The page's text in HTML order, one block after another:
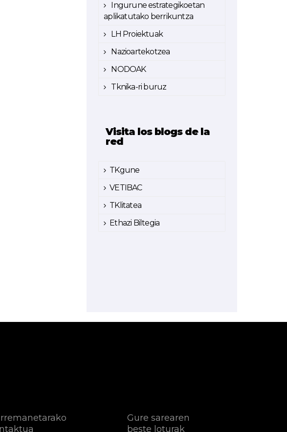
Ingurune estrategikoetan
aplikatutako berrikuntza
LH Proiektuak
Nazioartekotzea
NODOAK
Tknika-ri buruz
Visita los blogs de la
red
TKgune
VETIBAC
TKlitatea
Ethazi Biltegia
Gure sarearen
beste loturak